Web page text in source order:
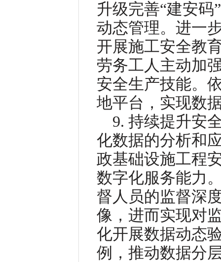
升级完善“建安
动态管理。进一
开展施工安全教
劳务工人主动加
安全生产技能。
地平台，实现数
9. 持续提升安
化数据的分析和
政基础设施工程
数字化服务能力
督人员的监督深
像，进而实现对
化开展数据动态
例，推动数据分